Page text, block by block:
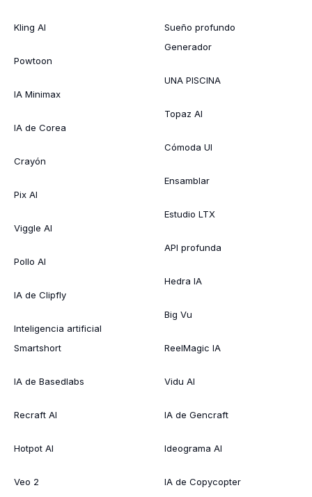
Kling AI
Powtoon
IA Minimax
IA de Corea
Crayón
Pix AI
Viggle AI
Pollo AI
IA de Clipfly
Inteligencia artificial
Smartshort
IA de Basedlabs
Recraft AI
Hotpot AI
Veo 2
Sueño profundo
Generador
UNA PISCINA
Topaz AI
Cómoda UI
Ensamblar
Estudio LTX
API profunda
Hedra IA
Big Vu
ReelMagic IA
Vidu AI
IA de Gencraft
Ideograma AI
IA de Copycopter